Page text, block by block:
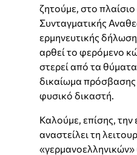
ζητούμε, στο πλαίσιο
Συνταγματικής
ερμηνευτικής
αρθεί το φερόμενο
στερεί από τα
δικαίωμα
φυσικό δικαστή.
Καλούμε, επίσης, την
αναστείλει τη
«γερμανοελληνικών»